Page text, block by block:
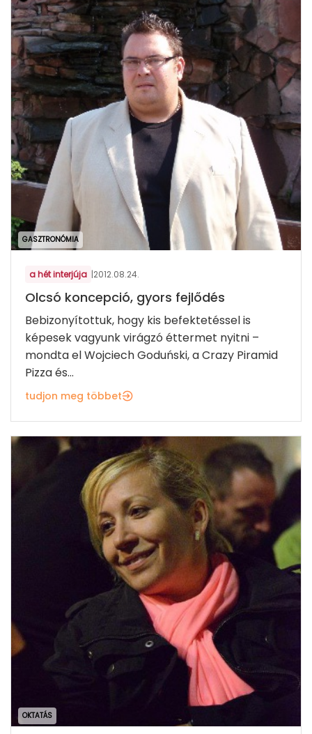
GASZTRONÓMIA
a hét interjúja |2012.08.24.
Olcsó koncepció, gyors fejlődés
Bebizonyítottuk, hogy kis befektetéssel is
képesek vagyunk virágzó éttermet nyitni –
mondta el Wojciech Goduński, a Crazy Piramid
Pizza és...
tudjon meg többet
OKTATÁS